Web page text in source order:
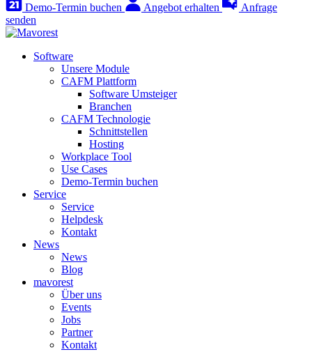
Demo-Termin buchen Angebot erhalten
Anfrage
senden
Software
Unsere Module
CAFM Plattform
Software Umsteiger
Branchen
CAFM Technologie
Schnittstellen
Hosting
Workplace Tool
Use Cases
Demo-Termin buchen
Service
Service
Helpdesk
Kontakt
News
News
Blog
mavorest
Über uns
Events
Jobs
Partner
Kontakt